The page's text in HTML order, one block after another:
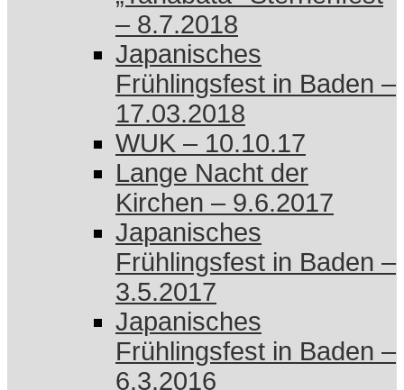
– 8.7.2018
Japanisches
Frühlingsfest in Baden –
17.03.2018
WUK – 10.10.17
Lange Nacht der
Kirchen – 9.6.2017
Japanisches
Frühlingsfest in Baden –
3.5.2017
Japanisches
Frühlingsfest in Baden –
6.3.2016